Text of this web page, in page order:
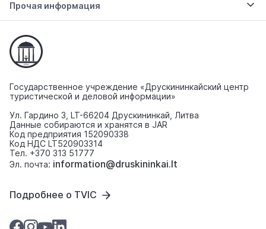
Прочая информация
Государственное учреждение «Друскининкайский центр
туристической и деловой информации»
Ул. Гардино 3, LT-66204 Друскининкай, Литва
Данные собираются и хранятся в JAR
Код предприятия 152090338
Код НДС LT520903314
Тел. +370 313 51777
Эл. почта: information@druskininkai.lt
Подробнее о TVIC